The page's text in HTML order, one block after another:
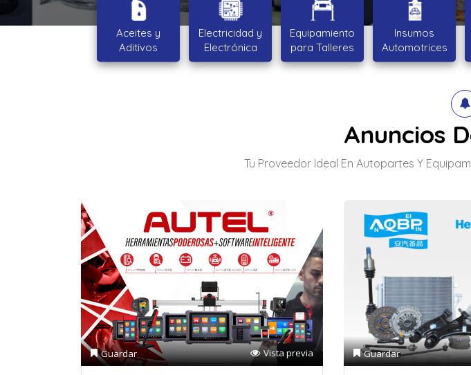
Aceites y
Aditivos
Electricidad y
Electrónica
Equipamiento
para Talleres
Insumos
Automotrices
Anuncios
Tu Proveedor Ideal En Autopartes Y
Guardar Vista previa Guardar